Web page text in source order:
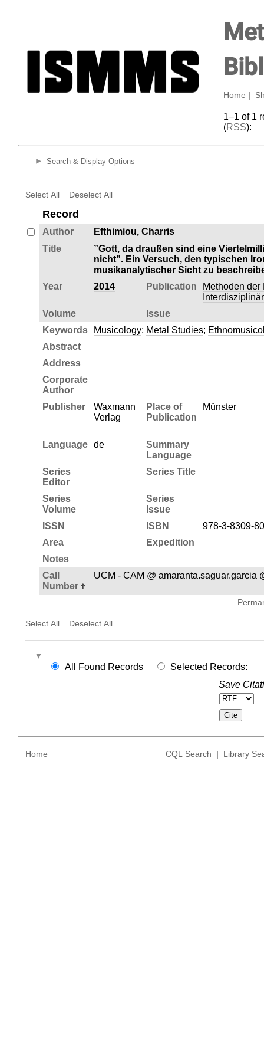
Home
1–1 of 1
(RSS):
Search & Display Options
Select All Deselect All
Record
Author
Efthimiou, Charris
Title
”Gott, da draußen sind eine
nicht”. Ein Versuch, den typischen
musikanalytischer Sicht zu
Year
2014 Publication
Methoden
Volume
Issue
Keywords
Musicology; Metal Studies;
Abstract
Address
Corporate
Author
Publisher
Waxmann
Verlag
Place of
Publication
Münster
Language de
Summary
Language
Series
Editor
Series Title
Series
Volume
Series
Issue
ISSN
ISBN
978-3-8309-
Area
Expedition
Notes
Call
Number
UCM - CAM @ amaranta.saguar.garcia
Select All Deselect All
All Found Records
Selected Records:
Save
Home CQL Search | Library